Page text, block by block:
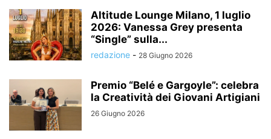
Altitude Lounge Milano, 1 luglio
2026: Vanessa Grey presenta
“Single” sulla...
redazione - 28 Giugno 2026
Premio “Belé e Gargoyle”: celebra
la Creatività dei Giovani Artigiani
26 Giugno 2026